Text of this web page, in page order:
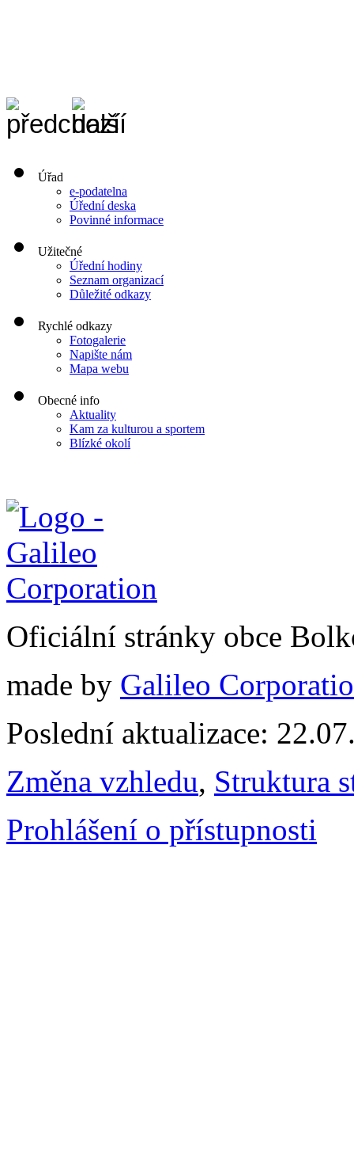
Úřad
e-podatelna
Úřední deska
Povinné informace
Užitečné
Úřední hodiny
Seznam organizací
Důležité odkazy
Rychlé odkazy
Fotogalerie
Napište nám
Mapa webu
Obecné info
Aktuality
Kam za kulturou a sportem
Blízké okolí
Oficiální stránky obce
made by Galileo
Poslední aktualizace:
Změna vzhledu, Struktura
Prohlášení o přístupnosti